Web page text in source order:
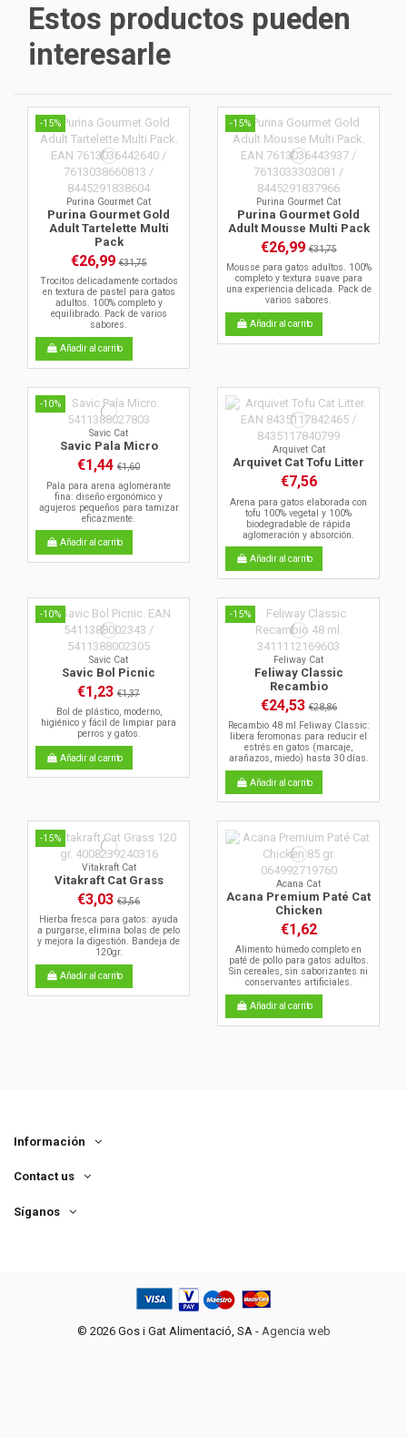
Estos productos pueden
interesarle
-15%
Purina Gourmet Cat
Purina Gourmet Gold
Adult Tartelette Multi
Pack
€26,99€31,75
Trocitos delicadamente cortados
en textura de pastel para gatos
adultos. 100% completo y
equilibrado. Pack de varios
sabores.
Añadir al carrito
-15%
Purina Gourmet Cat
Purina Gourmet Gold
Adult Mousse Multi Pack
€26,99€31,75
Mousse para gatos adultos. 100%
completo y textura suave para
una experiencia delicada. Pack de
varios sabores.
Añadir al carrito
-10%
Savic Cat
Savic Pala Micro
€1,44 €1,60
Pala para arena aglomerante
fina: diseño ergonómico y
agujeros pequeños para tamizar
eficazmente.
Añadir al carrito
Arquivet Cat
Arquivet Cat Tofu Litter
€7,56
Arena para gatos elaborada con
tofu 100% vegetal y 100%
biodegradable de rápida
aglomeración y absorción.
Añadir al carrito
-10%
Savic Cat
Savic Bol Picnic
€1,23 €1,37
Bol de plástico, moderno,
higiénico y fácil de limpiar para
perros y gatos.
Añadir al carrito
-15%
Feliway Cat
Feliway Classic
Recambio
€24,53€28,86
Recambio 48 ml Feliway Classic:
libera feromonas para reducir el
estrés en gatos (marcaje,
arañazos, miedo) hasta 30 días.
Añadir al carrito
-15%
Vitakraft Cat
Vitakraft Cat Grass
€3,03 €3,56
Hierba fresca para gatos: ayuda
a purgarse, elimina bolas de pelo
y mejora la digestión. Bandeja de
120gr.
Añadir al carrito
Acana Cat
Acana Premium Paté Cat
Chicken
€1,62
Alimento húmedo completo en
paté de pollo para gatos adultos.
Sin cereales, sin saborizantes ni
conservantes artificiales.
Añadir al carrito
Información
Contact us
Síganos
© 2026 Gos i Gat Alimentació, SA - Agencia web